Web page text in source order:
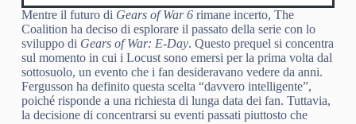
Mentre il futuro di Gears of War 6rimane incerto, The
Coalition ha deciso di esplorare il passato della serie con lo
sviluppo di Gears of War: E-Day. Questo prequel si concentra
sul momento in cui i Locust sono emersi per la prima volta dal
sottosuolo, un evento che i fan desideravano vedere da anni.
Fergusson ha definito questa scelta “davvero intelligente”,
poiché risponde a una richiesta di lunga data dei fan. Tuttavia,
la decisione di concentrarsi su eventi passati piuttosto che